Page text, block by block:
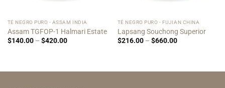
TÉ NEGRO PURO - ASSAM INDIA
Assam TGFOP-1 Halmari Estate
$140.00 – $420.00Price
TÉ NEGRO PURO - FUJIAN CHINA
Lapsang Souchong Superior
$216.00 – $660.00Price